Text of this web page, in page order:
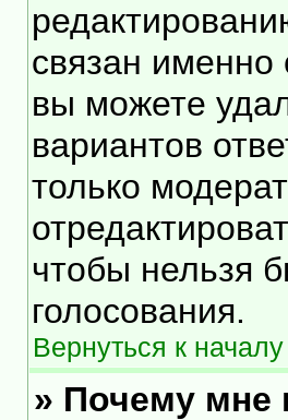
связан именно
вы можете
вариантов
только
чтобы нельзя
голосования.
Вернуться к началу
» Почему мне